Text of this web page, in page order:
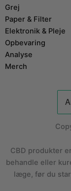
Grej
Paper & Filter
Elektronik & Pleje
Opbevaring
Analyse
Merch
CBD produkter
behandle eller
læge, før du